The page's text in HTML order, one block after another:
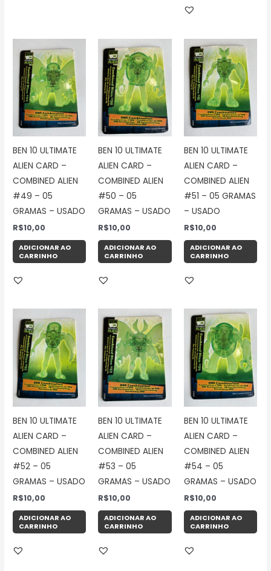
BEN 10 ULTIMATE
ALIEN CARD –
COMBINED ALIEN
#49 – 05
GRAMAS – USADO
R$10,00
ADICIONAR AO
CARRINHO
BEN 10 ULTIMATE
ALIEN CARD –
COMBINED ALIEN
#50 – 05
GRAMAS – USADO
R$10,00
ADICIONAR AO
CARRINHO
BEN 10 ULTIMATE
ALIEN CARD –
COMBINED ALIEN
#51 – 05 GRAMAS
– USADO
R$10,00
ADICIONAR AO
CARRINHO
BEN 10 ULTIMATE
ALIEN CARD –
COMBINED ALIEN
#52 – 05
GRAMAS – USADO
R$10,00
ADICIONAR AO
CARRINHO
BEN 10 ULTIMATE
ALIEN CARD –
COMBINED ALIEN
#53 – 05
GRAMAS – USADO
R$10,00
ADICIONAR AO
CARRINHO
BEN 10 ULTIMATE
ALIEN CARD –
COMBINED ALIEN
#54 – 05
GRAMAS – USADO
R$10,00
ADICIONAR AO
CARRINHO